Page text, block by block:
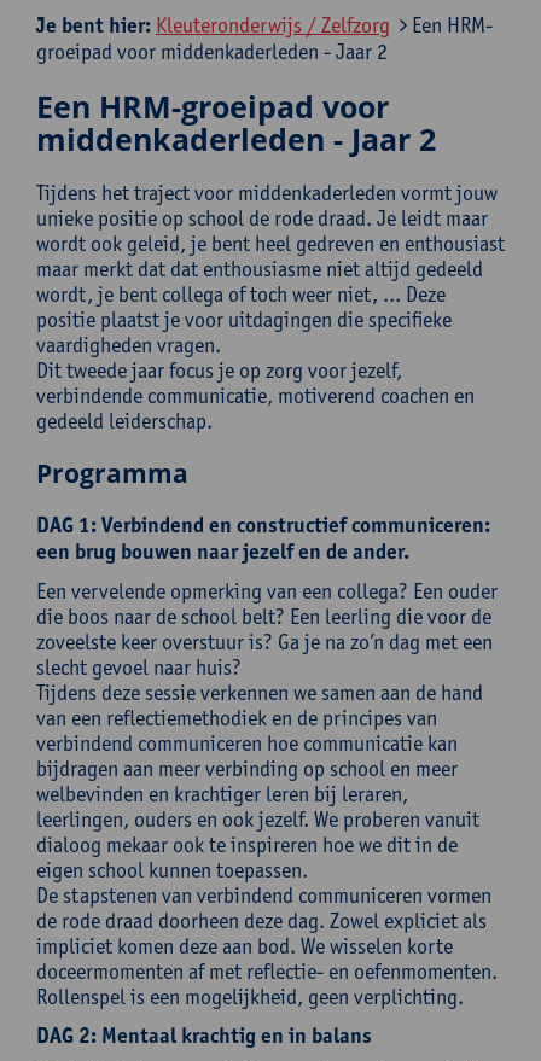
Je bent hier: Kleuteronderwijs / Zelfzorg
Een HRM-
groeipad voor middenkaderleden - Jaar 2
Een HRM-groeipad voor
middenkaderleden - Jaar 2
Tijdens het traject voor middenkaderleden vormt jouw
unieke positie op school de rode draad. Je leidt maar
wordt ook geleid, je bent heel gedreven en enthousiast
maar merkt dat dat enthousiasme niet altijd gedeeld
wordt, je bent collega of toch weer niet, ... Deze
positie plaatst je voor uitdagingen die specifieke
vaardigheden vragen.
Dit tweede jaar focus je op zorg voor jezelf,
verbindende communicatie, motiverend coachen en
gedeeld leiderschap.
Programma
DAG 1: Verbindend en constructief communiceren:
een brug bouwen naar jezelf en de ander.
Een vervelende opmerking van een collega? Een ouder
die boos naar de school belt? Een leerling die voor de
zoveelste keer overstuur is? Ga je na zo’n dag met een
slecht gevoel naar huis?
Tijdens deze sessie verkennen we samen aan de hand
van een reflectiemethodiek en de principes van
verbindend communiceren hoe communicatie kan
bijdragen aan meer verbinding op school en meer
welbevinden en krachtiger leren bij leraren,
leerlingen, ouders en ook jezelf. We proberen vanuit
dialoog mekaar ook te inspireren hoe we dit in de
eigen school kunnen toepassen.
De stapstenen van verbindend communiceren vormen
de rode draad doorheen deze dag. Zowel expliciet als
impliciet komen deze aan bod. We wisselen korte
doceermomenten af met reflectie- en oefenmomenten.
Rollenspel is een mogelijkheid, geen verplichting.
DAG 2: Mentaal krachtig en in balans